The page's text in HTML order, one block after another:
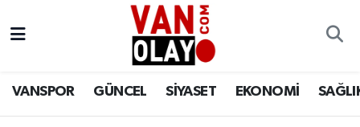
VANSPOR GÜNCEL SİYASET EKONOMİ
Van Nöbetçi Eczaneler